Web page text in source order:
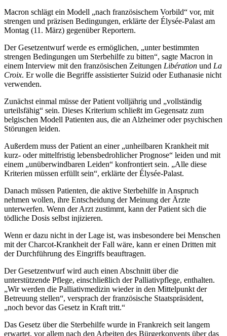
Macron schlägt ein Modell „nach französischem Vorbild“ vor, mit
strengen und präzisen Bedingungen, erklärte der Élysée-Palast am
Montag (11. März) gegenüber Reportern.
Der Gesetzentwurf werde es ermöglichen, „unter bestimmten
strengen Bedingungen um Sterbehilfe zu bitten“, sagte Macron in
einem Interview mit den französischen Zeitungen Libération und La
Croix. Er wolle die Begriffe assistierter Suizid oder Euthanasie nicht
verwenden.
Zunächst einmal müsse der Patient volljährig und „vollständig
urteilsfähig“ sein. Dieses Kriterium schließt im Gegensatz zum
belgischen Modell Patienten aus, die an Alzheimer oder psychischen
Störungen leiden.
Außerdem muss der Patient an einer „unheilbaren Krankheit mit
kurz- oder mittelfristig lebensbedrohlicher Prognose“ leiden und mit
einem „unüberwindbaren Leiden“ konfrontiert sein. „Alle diese
Kriterien müssen erfüllt sein“, erklärte der Élysée-Palast.
Danach müssen Patienten, die aktive Sterbehilfe in Anspruch
nehmen wollen, ihre Entscheidung der Meinung der Ärzte
unterwerfen. Wenn der Arzt zustimmt, kann der Patient sich die
tödliche Dosis selbst injizieren.
Wenn er dazu nicht in der Lage ist, was insbesondere bei Menschen
mit der Charcot-Krankheit der Fall wäre, kann er einen Dritten mit
der Durchführung des Eingriffs beauftragen.
Der Gesetzentwurf wird auch einen Abschnitt über die
unterstützende Pflege, einschließlich der Palliativpflege, enthalten.
„Wir werden die Palliativmedizin wieder in den Mittelpunkt der
Betreuung stellen“, versprach der französische Staatspräsident,
„noch bevor das Gesetz in Kraft tritt.“
Das Gesetz über die Sterbehilfe wurde in Frankreich seit langem
erwartet, vor allem nach den Arbeiten des Bürgerkonvents über das